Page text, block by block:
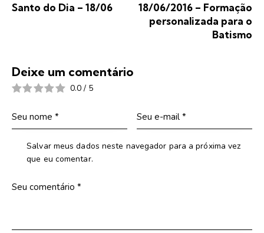
Santo do Dia – 18/06
18/06/2016 – Formação
personalizada para o
Batismo
Deixe um comentário
0.0 / 5
Salvar meus dados neste navegador para a próxima vez
que eu comentar.